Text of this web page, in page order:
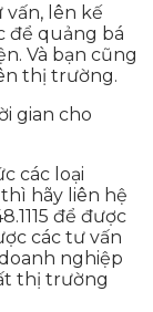
lên kế
để quảng bá
Và bạn cũng
thị trường.
gian cho
các loại
thì hãy liên hệ
để được
các tư vấn
nghiệp
thị trường